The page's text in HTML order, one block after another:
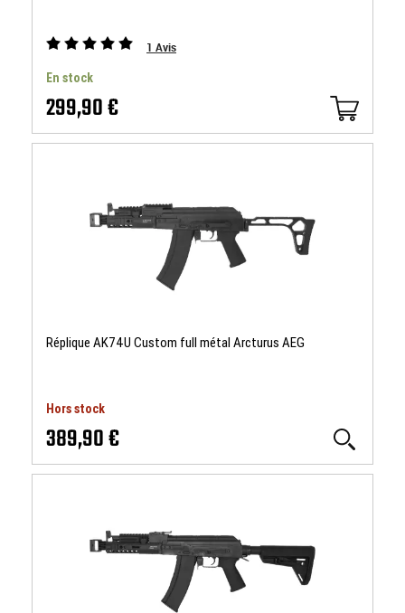
1 Avis
En stock
299,90 €
Réplique AK74U Custom full métal Arcturus AEG
Hors stock
389,90 €